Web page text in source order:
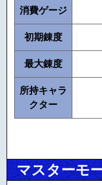
消費ゲージ
初期錬度
最大錬度
所持キャラ
クター
マスターモ